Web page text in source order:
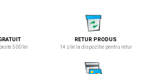
500 lei
RETUR PRODUS
14 zile la dispozitie pentru retur